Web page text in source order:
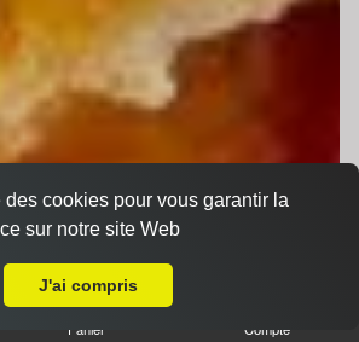
Panier Compte
cookies pour vous garantir la
sur notre site Web
J'ai compris